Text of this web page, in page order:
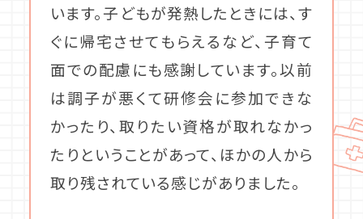
います。子どもが発熱したときには、す
ぐに帰宅させてもらえるなど、子育て
面での配慮にも感謝しています。以前
は調子が悪くて研修会に参加できな
かったり、取りたい資格が取れなかっ
たりということがあって、ほかの人から
取り残されている感じがありました。